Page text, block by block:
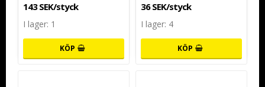
143 SEK/styck
I lager: 1
KÖP
36 SEK/styck
I lager: 4
KÖP